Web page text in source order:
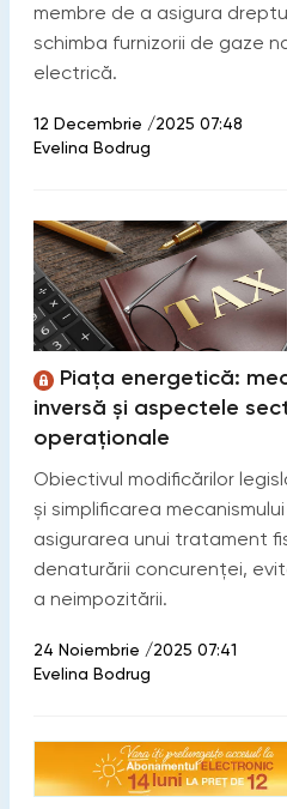
membre de a asigura
schimba furnizorii de gaze
electrică.
12 Decembrie /2025 07:48
Evelina Bodrug
Piața energetică:
inversă și aspectele
operaționale
Obiectivul modificărilor
și simplificarea
asigurarea unui tratament
denaturării concurenței,
a neimpozitării.
24 Noiembrie /2025 07:41
Evelina Bodrug